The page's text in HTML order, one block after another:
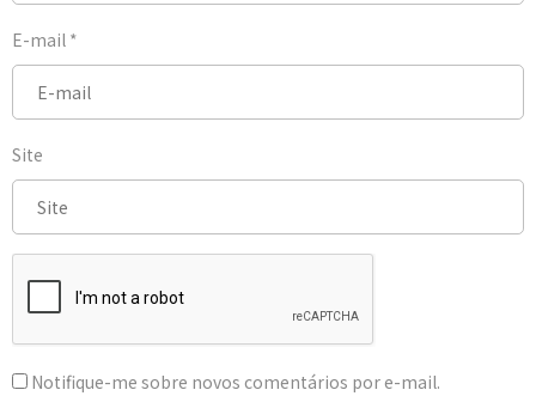
E-mail *
Site
Notifique-me sobre novos comentários por e-mail.